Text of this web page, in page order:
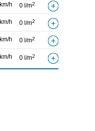
h 0 l/m2
h 0 l/m2
h 0 l/m2
h 0 l/m2